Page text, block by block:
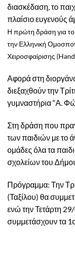
διασκέδαση, το
πλαίσιο ευγενούς
Η πρώτη δράση για
την Ελληνική
Χειροσφαίρισης
Αφορά στη
διεξαχθούν την
γυμναστήρια “Α.
Στη δράση που
των παιδιών με το
ομάδες όλα τα
σχολείων του
Πρόγραμμα: Την
(Ταξίλου) θα
ενώ την Τετάρτη
συμμετάσχουν τα